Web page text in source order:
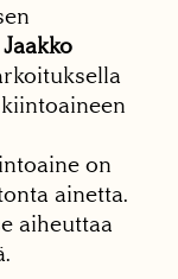
Jaakko
on
ainetta.
aiheuttaa